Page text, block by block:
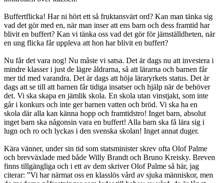
Buffertflicka! Har ni hört ett så fruktansvärt ord? Kan man tänka sig
vad det gör med en, när man inser att ens barn och dess framtid har
blivit en buffert? Kan vi tänka oss vad det gör för jämställdheten, när
en ung flicka får uppleva att hon har blivit en buffert?
Nu får det vara nog! Nu måste vi satsa. Det är dags nu att investera i
mindre klasser i just de lägre åldrarna, så att lärarna och barnen får
mer tid med varandra. Det är dags att höja läraryrkets status. Det är
dags att se till att barnen får tidiga insatser och hjälp när de behöver
det. Vi ska skapa en jämlik skola. En skola utan vinstjakt, som inte
går i konkurs och inte ger barnen vatten och bröd. Vi ska ha en
skola där alla kan känna hopp och framtidstro! Inget barn, absolut
inget barn ska någonsin vara en buffert! Alla barn ska få lära sig i
lugn och ro och lyckas i den svenska skolan! Inget annat duger.
Kära vänner, under sin tid som statsminister skrev ofta Olof Palme
och brevväxlade med både Willy Brandt och Bruno Kreisky. Breven
finns tillgängliga och i ett av dem skriver Olof Palme så här, jag
citerar: ”Vi har närmat oss en klasslös vård av sjuka människor, men